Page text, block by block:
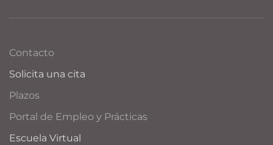
Contacto
Solicita una cita
Plazos
Portal de Empleo y Prácticas
Escuela Virtual